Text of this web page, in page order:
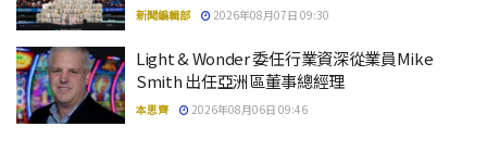
新聞編輯部 2026年08月07日 09:30
Light & Wonder 委任行業資深從業員Mike
Smith 出任亞洲區董事總經理
本思齊 2026年08月06日 09:46